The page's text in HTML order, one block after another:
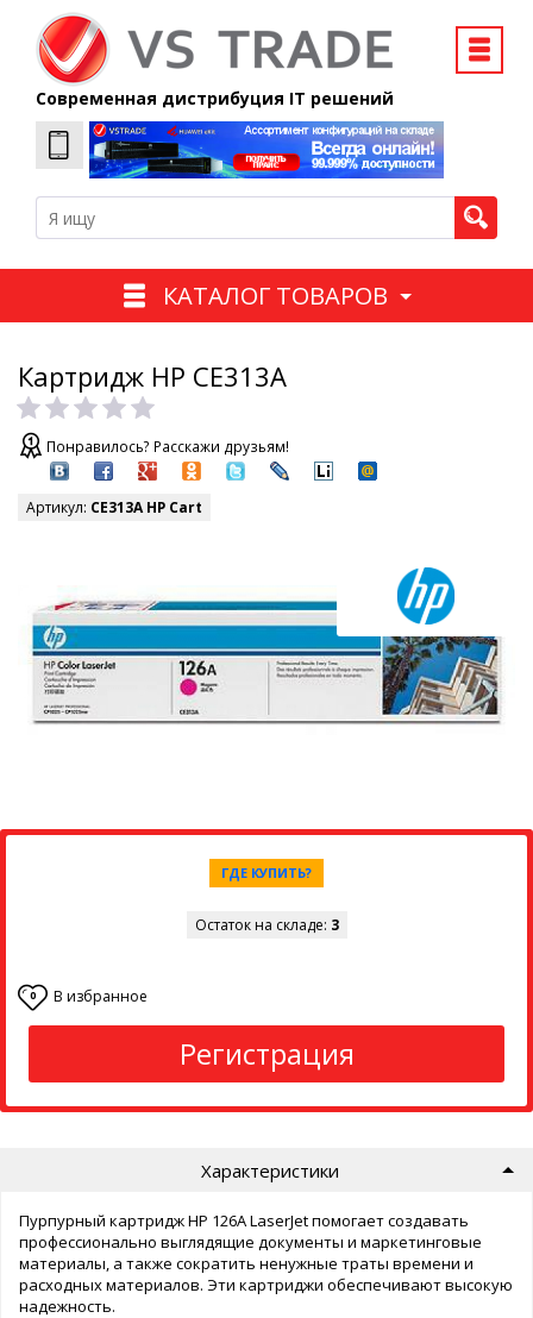
Современная дистрибуция IT решений
КАТАЛОГ ТОВАРОВ
Картридж HP CE313A
Понравилось? Расскажи друзьям!
Артикул: CE313A HP Cart
ГДЕ КУПИТЬ?
Остаток на складе: 3
0 В избранное
Регистрация
Характеристики
Пурпурный картридж HP 126A LaserJet помогает создавать
профессионально выглядящие документы и маркетинговые
материалы, а также сократить ненужные траты времени и
расходных материалов. Эти картриджи обеспечивают высокую
надежность.